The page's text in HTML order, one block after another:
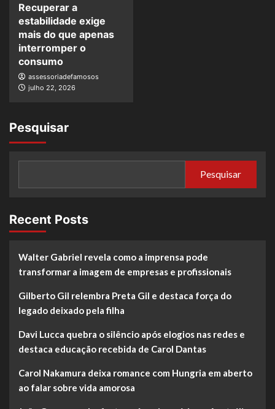
Recuperar a
estabilidade exige
mais do que apenas
interromper o
consumo
assessoriadefamosos
julho 22, 2026
Pesquisar
Pesquisar
Recent Posts
Walter Gabriel revela como a imprensa pode
transformar a imagem de empresas e profissionais
Gilberto Gil relembra Preta Gil e destaca força do
legado deixado pela filha
Davi Lucca quebra o silêncio após elogios nas redes e
destaca educação recebida de Carol Dantas
Carol Nakamura deixa romance com Hungria em aberto
ao falar sobre vida amorosa